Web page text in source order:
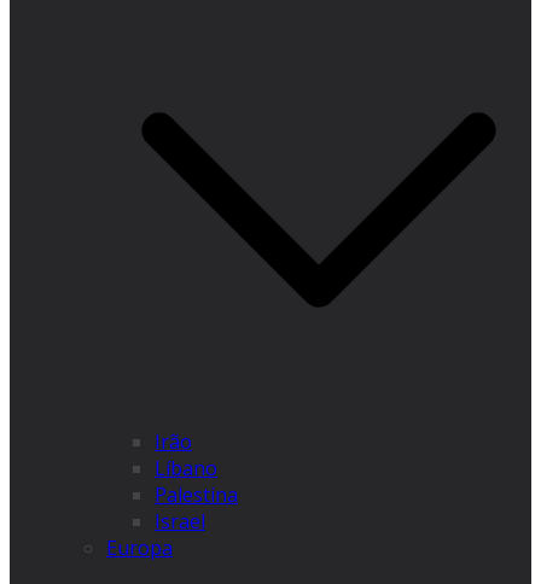
Irão
Líbano
Palestina
Israel
Europa